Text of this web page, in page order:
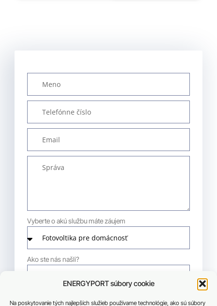
ENERGYPORT súbory cookie
Na poskytovanie tých najlepších služieb používame technológie, ako sú súbory
Vyberte o akú službu máte záujem
Ako ste nás našli?